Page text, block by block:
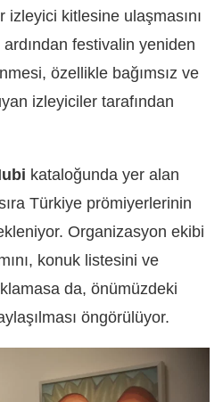
izleyici kitlesine ulaşmasını
ardından festivalin yeniden
özellikle bağımsız ve
izleyiciler tarafından
kataloğunda yer alan
Türkiye prömiyerlerinin
Organizasyon ekibi
konuk listesini ve
da, önümüzdeki
öngörülüyor.